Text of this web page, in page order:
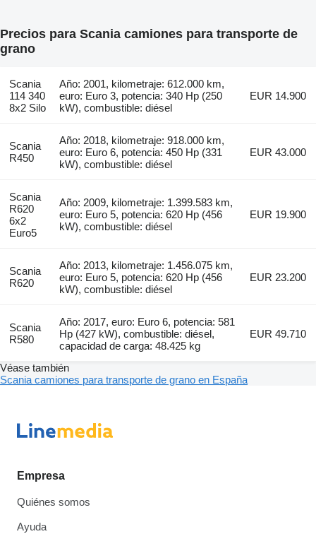
Precios para Scania camiones para transporte de
grano
Scania
114 340
8x2 Silo
Año: 2001, kilometraje: 612.000 km,
euro: Euro 3, potencia: 340 Hp (250
kW), combustible: diésel
EUR 14.900
Scania
R450
Año: 2018, kilometraje: 918.000 km,
euro: Euro 6, potencia: 450 Hp (331
kW), combustible: diésel
EUR 43.000
Scania
R620
6x2
Euro5
Año: 2009, kilometraje: 1.399.583 km,
euro: Euro 5, potencia: 620 Hp (456
kW), combustible: diésel
EUR 19.900
Scania
R620
Año: 2013, kilometraje: 1.456.075 km,
euro: Euro 5, potencia: 620 Hp (456
kW), combustible: diésel
EUR 23.200
Scania
R580
Año: 2017, euro: Euro 6, potencia: 581
Hp (427 kW), combustible: diésel,
capacidad de carga: 48.425 kg
EUR 49.710
Véase también
Scania camiones para transporte de grano en España
Empresa
Quiénes somos
Ayuda